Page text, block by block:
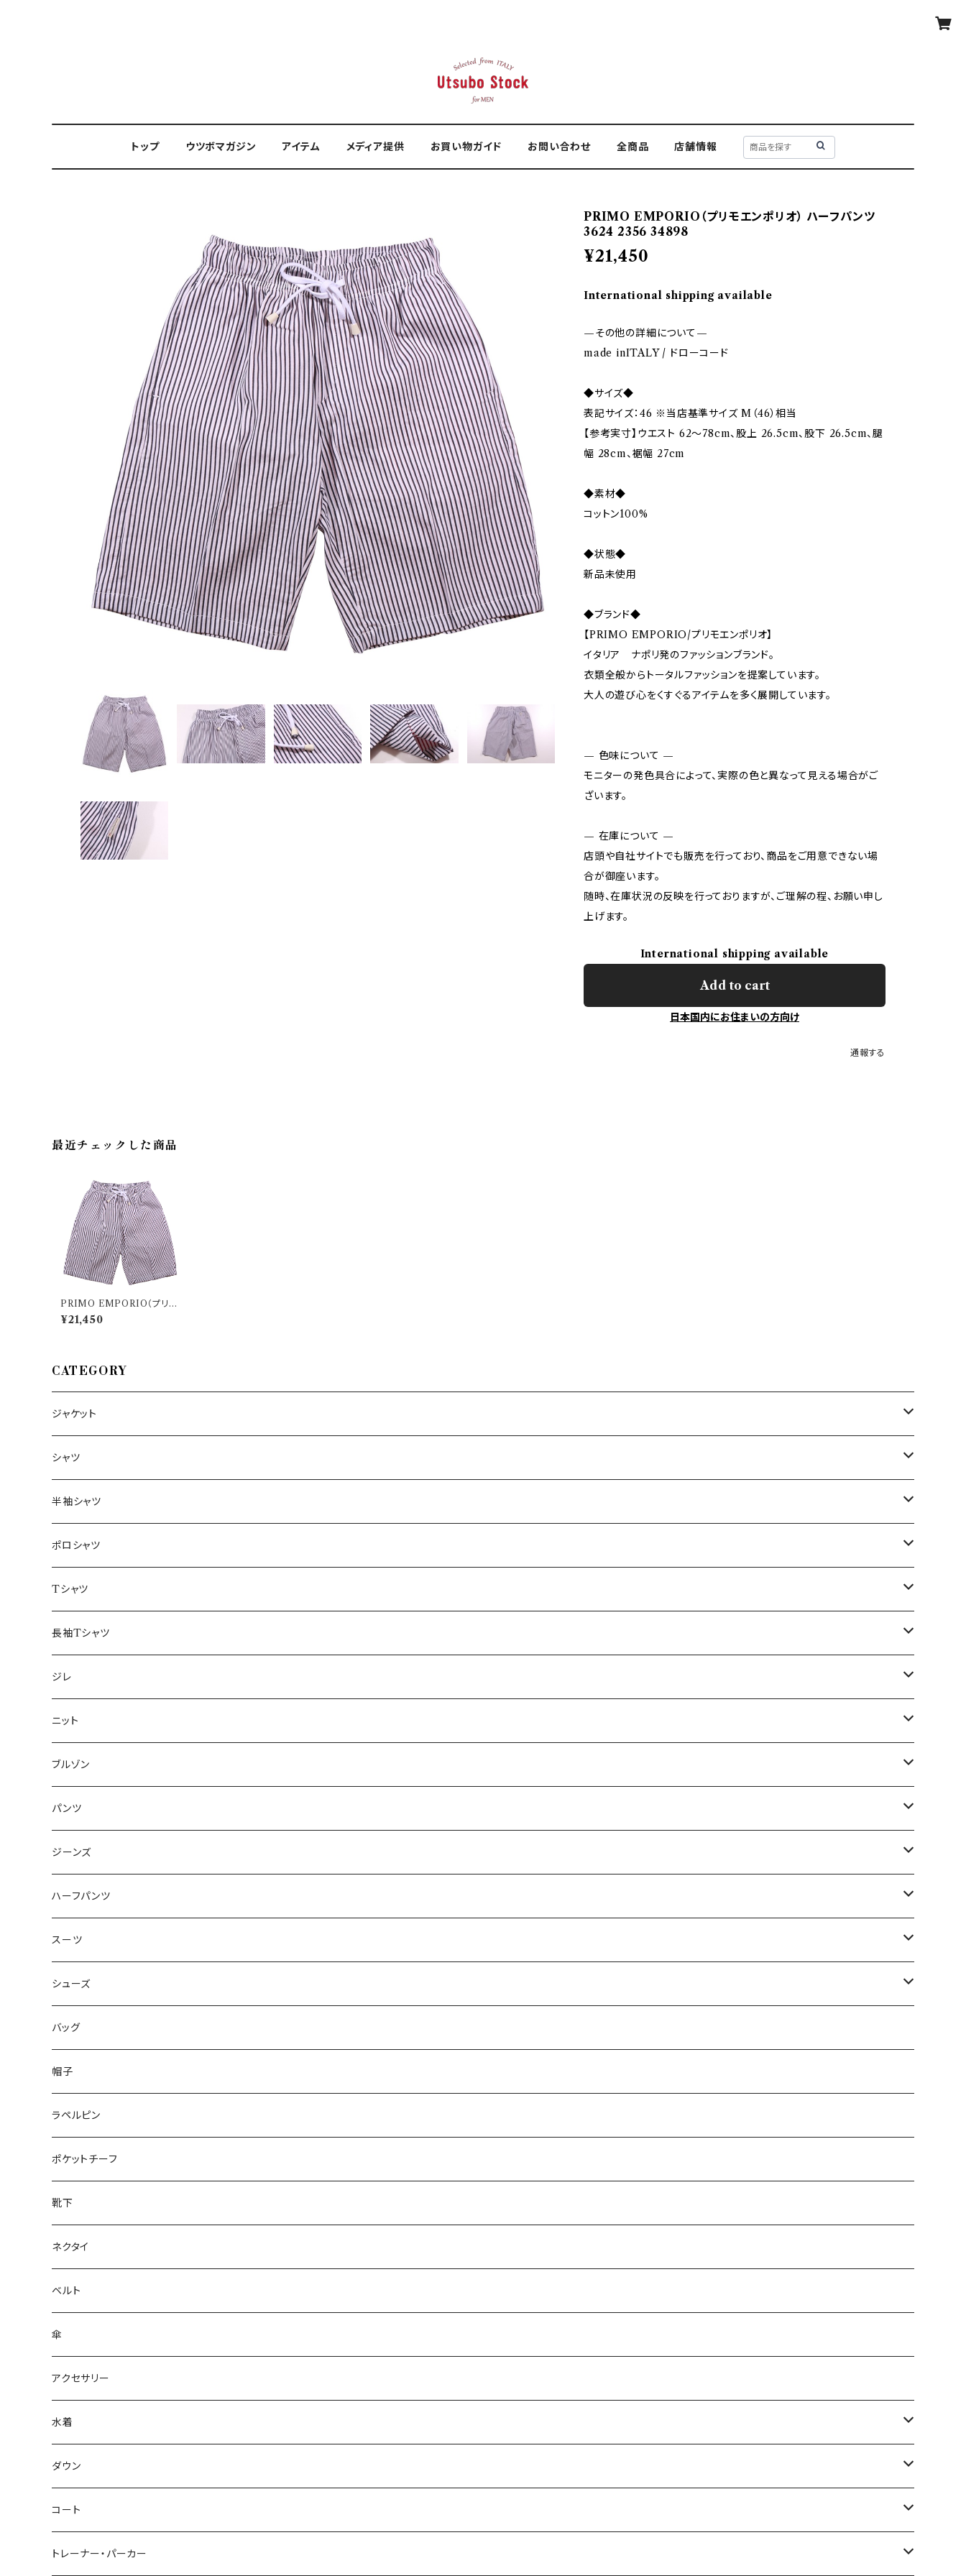
トップ ウツボマガジン アイテム メディア提供 お買い物ガイド お問い合わせ 全商品 店舗情報
PRIMO EMPORIO（プリモエンポリオ） ハーフパンツ
3624 2356 34898
¥21,450
International shipping available
—その他の詳細について—
made inITALY / ドローコード
◆サイズ◆
表記サイズ：46 ※当店基準サイズ M（46）相当
【参考実寸】ウエスト 62〜78cm、股上 26.5cm、股下 26.5cm、腿
幅 28cm、裾幅 27cm
◆素材◆
コットン100%
◆状態◆
新品未使用
◆ブランド◆
【PRIMO EMPORIO/プリモエンポリオ】
イタリア ナポリ発のファッションブランド。
衣類全般からトータルファッションを提案しています。
大人の遊び心をくすぐるアイテムを多く展開しています。
— 色味について —
モニターの発色具合によって、実際の色と異なって見える場合がご
ざいます。
— 在庫について —
店頭や自社サイトでも販売を行っており、商品をご用意できない場
合が御座います。
随時、在庫状況の反映を行っておりますが、ご理解の程、お願い申し
上げます。
International shipping available
Add to cart
日本国内にお住まいの方向け
通報する
最近チェックした商品
PRIMO EMPORIO（プリモ
エンポリオ） ハーフパンツ 36
24 2356 34898
¥21,450
CATEGORY
ジャケット
～44/S
46/M
48/L
50/XL～
シャツ
～44/S
46/M
48/L
50/XL～
半袖シャツ
～44/S
46/M
48/L
50/XL～
ポロシャツ
～44/S
46/M
48/L
50/XL～
Tシャツ
～44/S
46/M
48/L
50/XL～
長袖Tシャツ
～44/S
46/M
48/L
50/XL～
ジレ
～44/S
46/M
48/L
50/XL～
ニット
～44/S
46/M
48/L
50/XL～
ブルゾン
～44/S
46/M
48/L
50/XL～
パンツ
～44/S
46/M
48/L
50/XL～
ジーンズ
～44/S
46/M
48/L
50/XL～
ハーフパンツ
～44/S
46/M
48/L
50/XL～
スーツ
～44/S
46/M
48/L
50/XL～
シューズ
～25.5cm
26cm～
27cm～
28cm～
バッグ
帽子
ラペルピン
ポケットチーフ
靴下
ネクタイ
ベルト
傘
アクセサリー
水着
～44/S
46/M
48/L
ダウン
～44/S
46/M
コート
～44/S
トレーナー・パーカー